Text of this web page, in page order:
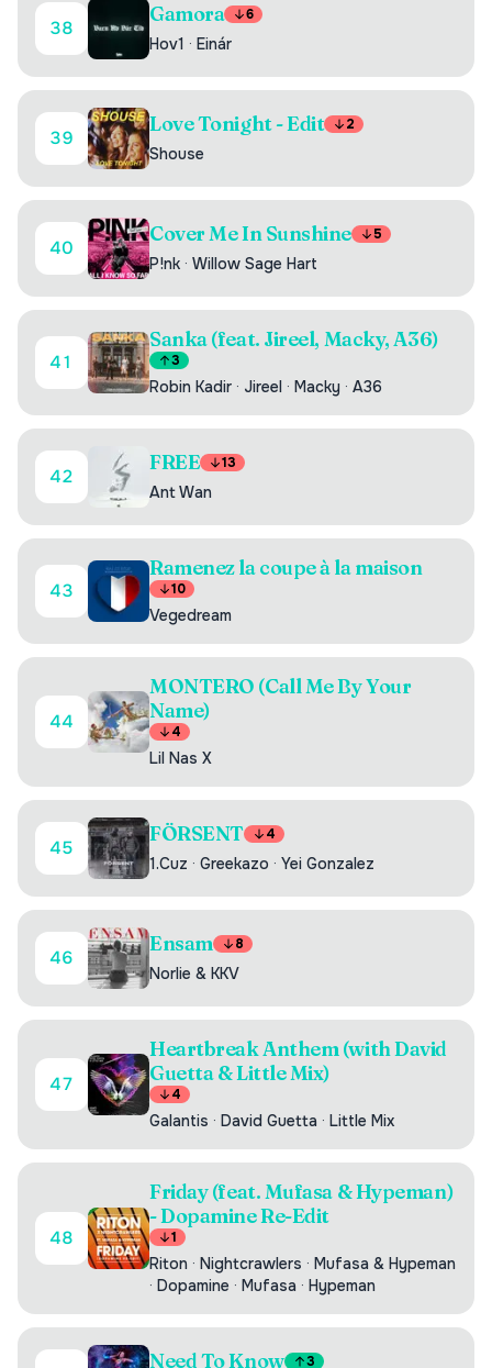
38
Gamora 6
Hov1 · Einár
39
Love Tonight - Edit 2
Shouse
40
Cover Me In Sunshine 5
P!nk · Willow Sage Hart
41
Sanka (feat. Jireel, Macky, A36)
3
Robin Kadir · Jireel · Macky · A36
42
FREE 13
Ant Wan
43
Ramenez la coupe à la maison
10
Vegedream
44
MONTERO (Call Me By Your
Name)
4
Lil Nas X
45
FÖRSENT 4
1.Cuz · Greekazo · Yei Gonzalez
46
Ensam 8
Norlie & KKV
47
Heartbreak Anthem (with David
Guetta & Little Mix)
4
Galantis · David Guetta · Little Mix
48
Friday (feat. Mufasa & Hypeman)
- Dopamine Re-Edit
1
Riton · Nightcrawlers · Mufasa & Hypeman
· Dopamine · Mufasa · Hypeman
Need To Know 3